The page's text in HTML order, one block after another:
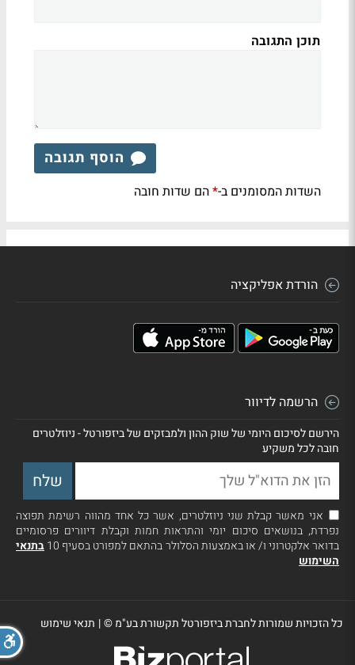
תוכן התגובה
הוסף תגובה
השדות המסומנים ב-*הם שדות חובה
הורדת אפליקציה
הרשמה לדיוור
הירשם לסיכום היומי של שוק ההון ולמבזקים של ביזפורטל - ניוזלטרים
חובה לכל משקיע
אני מאשר קבלת שני ניוזלטרים, אשר כל אחד מהווה רשימת תפוצה
נפרדת, בנושאים סיכום יומי והתראות חמות וקבלת דיוורים פרסומיים
בדואר אלקטרוני ו/ או באמצעות הסלולר בהתאם למפורט בסעיף 10
בתנאי
השימוש
כל הזכויות שמורות לחברת ביזפורטל תקשורת בע"מ ©| תנאי שימוש